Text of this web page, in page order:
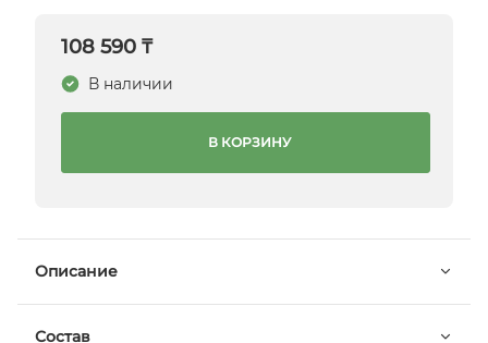
108 590 ₸
В наличии
В КОРЗИНУ
Описание
Состав